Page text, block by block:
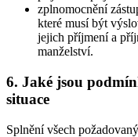
zplnomocnění
které musí být
jejich příjmení a
manželství.
6. Jaké jsou
situace
Splnění všech